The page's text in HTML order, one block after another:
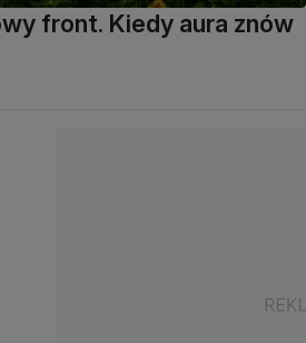
front. Kiedy aura znów